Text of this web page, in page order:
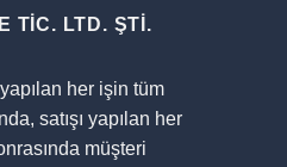
TİC. LTD. ŞTİ.
her işin tüm
satışı yapılan her
müşteri